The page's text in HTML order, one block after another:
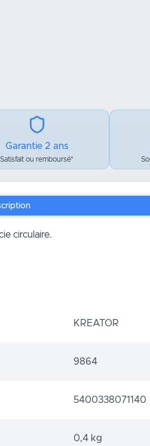
Garantie 2 ans
Satisfait ou remboursé*
circulaire.
KREATOR
9864
5400338071140
0,4 kg